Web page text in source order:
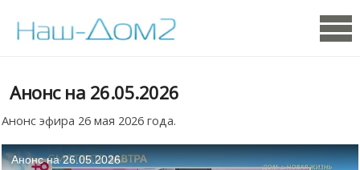
Анонс на 26.05.2026
Анонс эфира 26 мая 2026 года.